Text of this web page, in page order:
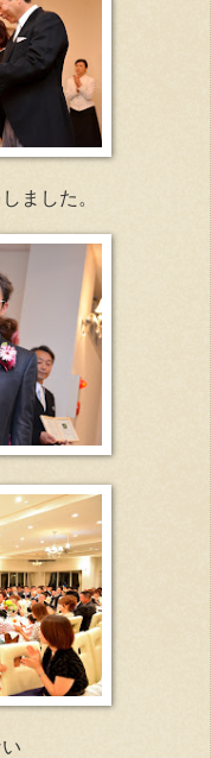
ました。